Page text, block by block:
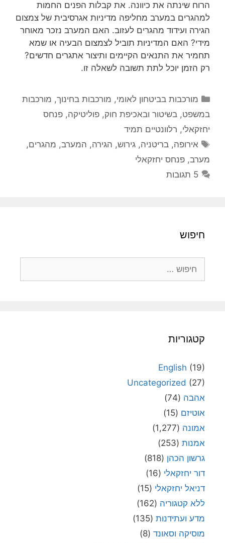
הרוח שינתה את כיוונה. את קבלות הפנים החמות
למהגרים במערב מחליפה מדיניות אגרסיבית של צמצום
הגירה ועידוד מהגרים לעזוב. האם המערב נזכר מאוחר
מידי? האם המדיניות תוביל לצמצום הבעיה או שמא
תחמיר את התנאים הקיימים ותיצור אתגרים חדשים?
רק הזמן יוכל לתת תשובה לשאלה זו.
קטגוריות
מורכבות בביטחון לאומי, מורכבות בחינוך, מורכבות
במשפט, בשיטור ובאכיפת חוק, פוליטיקה, פנחס
יחזקאלי, רלוונטיים תמיד
תגיות
אירופה,בריטניה,גירוש, הגירה, המערב, מהגרים,
מערב, פנחס יחזקאלי
5 תגובות
חיפוש
קטגוריות
English (19)
Uncategorized (27)
אהבה (74)
אוטיזם (15)
אמונה (1,277)
אמנות (253)
גרשון הכהן (818)
דור יחזקאלי (16)
דניאל יחזקאלי (15)
ללא קטגוריה (162)
מדע ועתידנות (135)
מוסיקה וסאונד (8)